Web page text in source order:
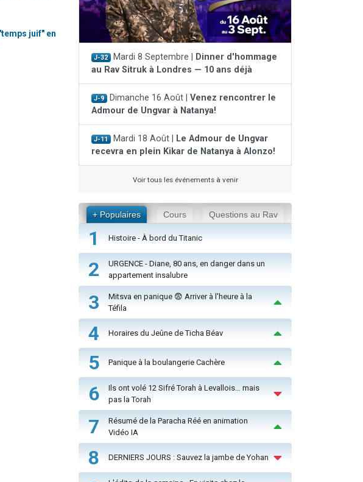
juif" en
J-32 Mardi 8 Septembre |
Dinner d'hommage
au Rav Sitruk à Londres — 10 ans déjà
J-9 Dimanche 16 Août | Venez rencontrer le
Admour de Ungvar à Natanya!
J-11 Mardi 18 Août |
Le Admour de Ungvar
recevra en plein Kikar de Natanya à Alonzo!
Voir tous les événements à venir
+ Populaires Cours Questions au Rav
1 Histoire - À bord du Titanic
2
URGENCE - Diane, 80 ans, en danger dans un
appartement insalubre
3
Mitsva en panique 😨 Arriver à l'heure à la
Téfila
4 Horaires du Jeûne de Ticha Béav
5 Panique à la boulangerie Cachère
6
Ils ont volé 12 Sifré Torah à Levallois… mais
pas la Torah
7
Résumé de la Paracha Réé en animation
Vidéo IA
8 DERNIERS JOURS : Sauvez la jambe de Yohan